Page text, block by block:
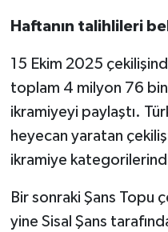
Haftanın talihlileri
15 Ekim 2025
toplam 4 milyon 76 bin
ikramiyeyi paylaştı.
heyecan yaratan
ikramiye
Bir sonraki Şans Topu
yine Sisal Şans